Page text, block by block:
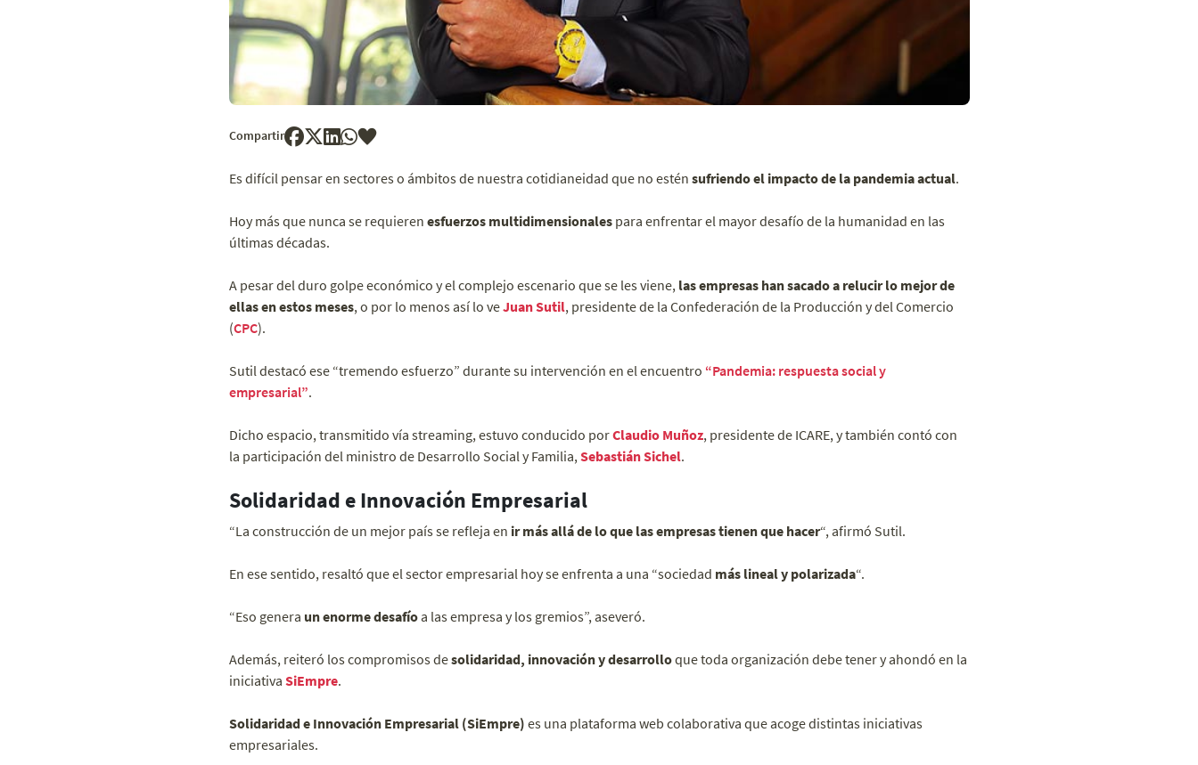
Compartir
Es difícil pensar en sectores o ámbitos de nuestra cotidianeidad que no estén sufriendo el impacto de la pandemia actual.
Hoy más que nunca se requieren esfuerzos multidimensionalespara enfrentar el mayor desafío de la humanidad en las
últimas décadas.
A pesar del duro golpe económico y el complejo escenario que se les viene, las empresas han sacado a relucir lo mejor de
ellas en estos meses, o por lo menos así lo veJuan Sutil, presidente de la Confederación de la Producción y del Comercio
(CPC).
Sutil destacó ese “tremendo esfuerzo” durante su intervención en el encuentro “Pandemia: respuesta social y
empresarial”.
Dicho espacio, transmitido vía streaming, estuvo conducido porClaudio Muñoz, presidente de ICARE, y también contó con
la participación del ministro de Desarrollo Social y Familia, Sebastián Sichel.
Solidaridad e Innovación Empresarial
“La construcción de un mejor país se refleja en ir más allá de lo que las empresas tienen que hacer“, afirmó Sutil.
En ese sentido, resaltó que el sector empresarial hoy se enfrenta a una “sociedad más lineal y polarizada“.
“Eso genera un enorme desafíoa las empresa y los gremios”, aseveró.
Además, reiteró los compromisos desolidaridad, innovación y desarrolloque toda organización debe tener y ahondó en la
iniciativa SiEmpre.
Solidaridad e Innovación Empresarial (SiEmpre) es una plataforma web colaborativa que acoge distintas iniciativas
empresariales.